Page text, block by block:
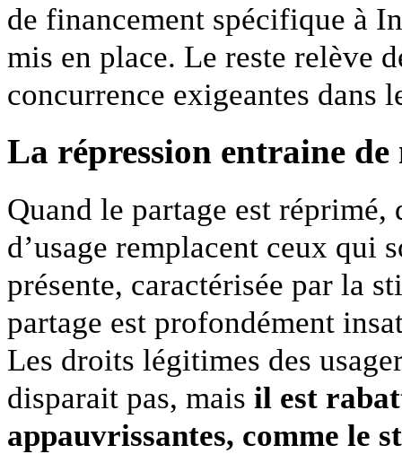
de financement spécifique à
mis en place. Le reste relève
concurrence exigeantes dans
La répression entraine de
Quand le partage est
d’usage remplacent ceux qui
présente, caractérisée par la
partage est profondément
Les droits légitimes des
disparait pas, mais il est
appauvrissantes, comme le